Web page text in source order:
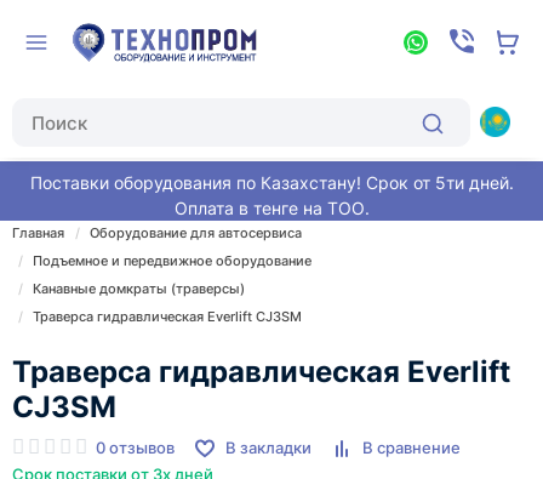
Поставки оборудования по Казахстану! Срок от 5ти дней.
Оплата в тенге на ТОО.
Главная
Оборудование для автосервиса
Подъемное и передвижное оборудование
Канавные домкраты (траверсы)
Траверса гидравлическая Everlift CJ3SM
Траверса гидравлическая Everlift
CJ3SM
0 отзывов В закладки
В сравнение
Срок поставки от 3х дней